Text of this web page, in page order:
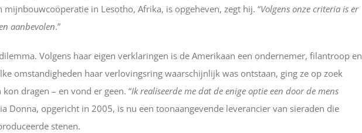
in Lesotho, Afrika, is opgeheven, zegt hij. “Volgens onze criteria is er
aanbevolen.”
Volgens haar eigen verklaringen is de Amerikaan een ondernemer, filantroop en
omstandigheden haar verlovingsring waarschijnlijk was ontstaan, ging ze op zoek
dragen – en vond er geen. “Ik realiseerde me dat de enige optie een door de mens
Donna, opgericht in 2005, is nu een toonaangevende leverancier van sieraden die
stenen.